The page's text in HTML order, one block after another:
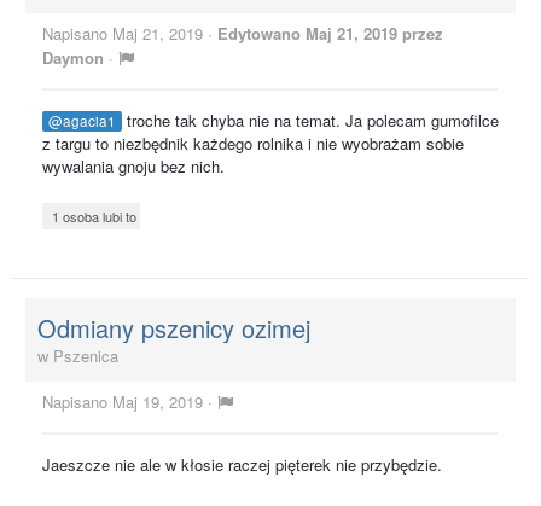
Napisano Maj 21, 2019 · Edytowano Maj 21, 2019 przez
Daymon ·
@agacia1
troche tak chyba nie na temat. Ja polecam gumofilce
z targu to niezbędnik każdego rolnika i nie wyobrażam sobie
wywalania gnoju bez nich.
1 osoba lubi to
Odmiany pszenicy ozimej
w Pszenica
Napisano Maj 19, 2019 ·
Jaeszcze nie ale w kłosie raczej pięterek nie przybędzie.